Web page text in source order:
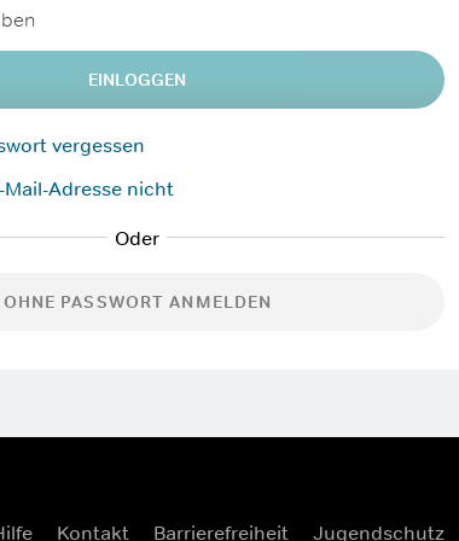
EINLOGGEN
vergessen
Adresse nicht
OHNE PASSWORT ANMELDEN
Kontakt Barrierefreiheit Jugendschutz